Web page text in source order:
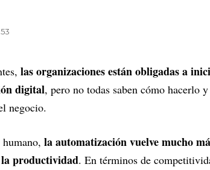
las organizaciones están obligadas a
digital, pero no todas saben cómo hacerlo
negocio.
la automatización vuelve mucho
la productividad. En términos de